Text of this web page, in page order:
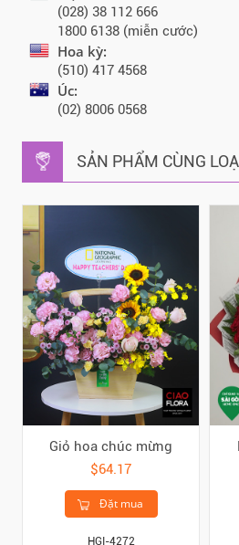
(028) 38 112 666
1800 6138 (miễn cước)
Hoa kỳ:
(510) 417 4568
Úc:
(02) 8006 0568
SẢN PHẨM CÙNG
Giỏ hoa chúc mừng
$64.17
Đặt mua
HGI-4272